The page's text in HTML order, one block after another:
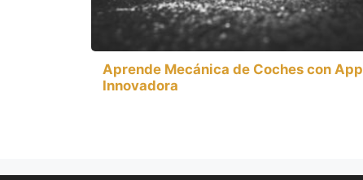
Aprende Mecánica de Coches con App
Innovadora